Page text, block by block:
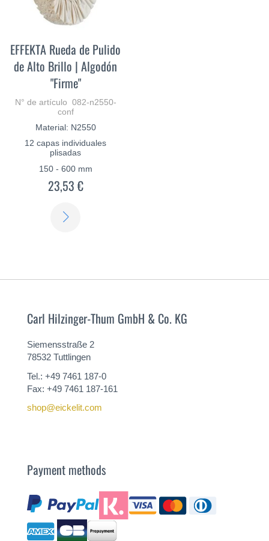
EFFEKTA Rueda de Pulido
de Alto Brillo | Algodón
"Firme"
N° de artículo 082-n2550-
conf
Material: N2550
12 capas individuales
plisadas
150 - 600 mm
23,53 €
Carl Hilzinger-Thum GmbH & Co. KG
Siemensstraße 2
78532 Tuttlingen
Tel.: +49 7461 187-0
Fax: +49 7461 187-161
shop@eickelit.com
Payment methods